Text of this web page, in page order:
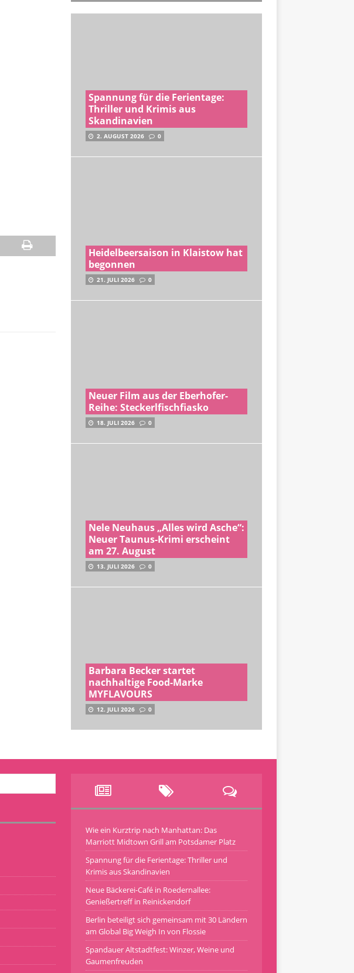
Spannung für die Ferientage:
Thriller und Krimis aus
Skandinavien
2. AUGUST 2026 0
Heidelbeersaison in Klaistow hat
begonnen
21. JULI 2026 0
Neuer Film aus der Eberhofer-
Reihe: Steckerlfischfiasko
18. JULI 2026 0
Nele Neuhaus „Alles wird Asche“:
Neuer Taunus-Krimi erscheint
am 27. August
13. JULI 2026 0
Barbara Becker startet
nachhaltige Food-Marke
MYFLAVOURS
12. JULI 2026 0
Wie ein Kurztrip nach Manhattan: Das
Marriott Midtown Grill am Potsdamer Platz
Spannung für die Ferientage: Thriller und
Krimis aus Skandinavien
Neue Bäckerei-Café in Roedernallee:
Genießertreff in Reinickendorf
Berlin beteiligt sich gemeinsam mit 30 Ländern
am Global Big Weigh In von Flossie
Spandauer Altstadtfest: Winzer, Weine und
Gaumenfreuden